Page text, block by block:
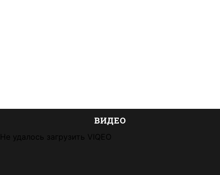
ВИДЕО
Не удалось загрузить VIQEO